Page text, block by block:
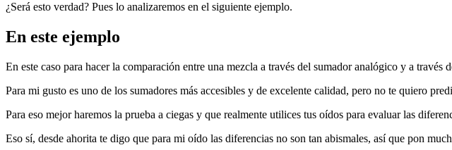
¿Será esto verdad? Pues lo analizaremos en el siguiente ejemplo.
En este ejemplo
En este caso para hacer la comparación entre una mezcla a través del sumador analógico y a través
Para mi gusto es uno de los sumadores más accesibles y de excelente calidad, pero no te quiero
Para eso mejor haremos la prueba a ciegas y que realmente utilices tus oídos para evaluar las
Eso sí, desde ahorita te digo que para mi oído las diferencias no son tan abismales, así que pon